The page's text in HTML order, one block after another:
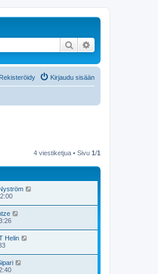
Etsi
Kirjaudu sisään
Rekisteröidy
4 viestiketjua • Sivu 1/1
Helin